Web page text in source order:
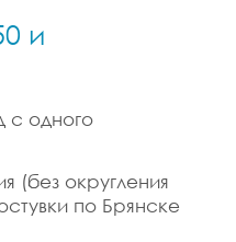
и
с одного
(без округления
по Брянске